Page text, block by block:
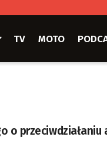
TV MOTO
o przeciwdziałaniu